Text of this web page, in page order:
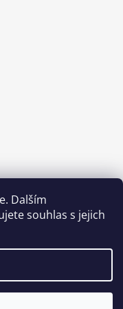
Dalším
souhlas s jejich